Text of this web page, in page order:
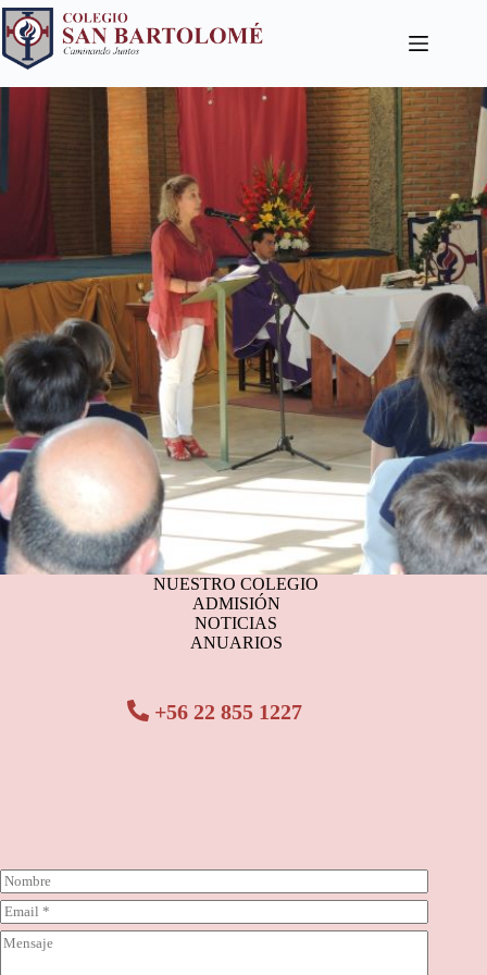
NUESTRO COLEGIO
ADMISIÓN
NOTICIAS
ANUARIOS
+56 22 855 1227
N
o
m
b
r
C
o
r
C